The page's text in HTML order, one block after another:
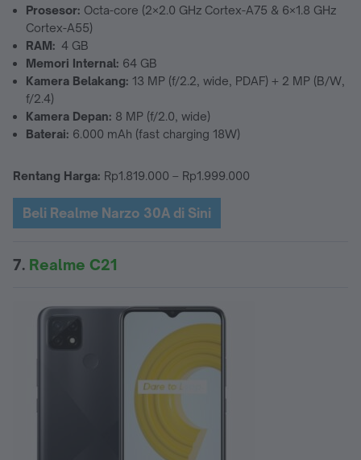
Prosesor: Octa-core (2×2.0 GHz Cortex-A75 & 6×1.8 GHz
Cortex-A55)
RAM: 4 GB
Memori Internal: 64 GB
Kamera Belakang: 13 MP (f/2.2, wide, PDAF) + 2 MP (B/W,
f/2.4)
Kamera Depan: 8 MP (f/2.0, wide)
Baterai: 6.000 mAh (fast charging 18W)
Rentang Harga: Rp1.819.000 – Rp1.999.000
Beli Realme Narzo 30A di Sini
7. Realme C21